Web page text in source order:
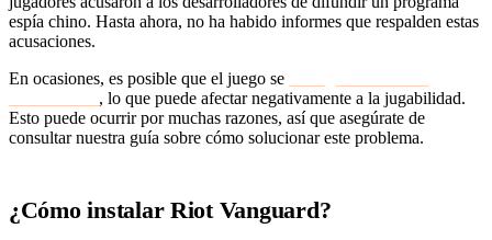
espía chino. Hasta ahora, no ha habido informes que respalden estas
acusaciones.
En ocasiones, es posible que el juego se
, lo que puede afectar negativamente a la jugabilidad.
Esto puede ocurrir por muchas razones, así que asegúrate de
consultar nuestra guía sobre cómo solucionar este problema.
¿Cómo instalar Riot Vanguard?